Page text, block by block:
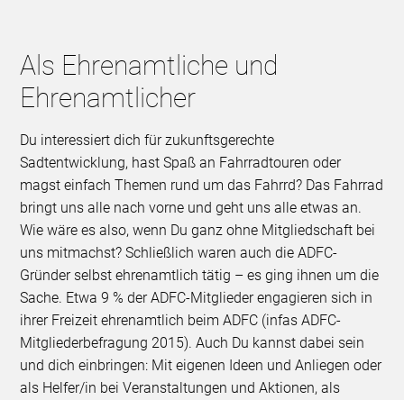
Als Ehrenamtliche und
Ehrenamtlicher
Du interessiert dich für zukunftsgerechte
Sadtentwicklung, hast Spaß an Fahrradtouren oder
magst einfach Themen rund um das Fahrrd? Das Fahrrad
bringt uns alle nach vorne und geht uns alle etwas an.
Wie wäre es also, wenn Du ganz ohne Mitgliedschaft bei
uns mitmachst? Schließlich waren auch die ADFC-
Gründer selbst ehrenamtlich tätig – es ging ihnen um die
Sache. Etwa 9 % der ADFC-Mitglieder engagieren sich in
ihrer Freizeit ehrenamtlich beim ADFC (infas ADFC-
Mitgliederbefragung 2015). Auch Du kannst dabei sein
und dich einbringen: Mit eigenen Ideen und Anliegen oder
als Helfer/in bei Veranstaltungen und Aktionen, als